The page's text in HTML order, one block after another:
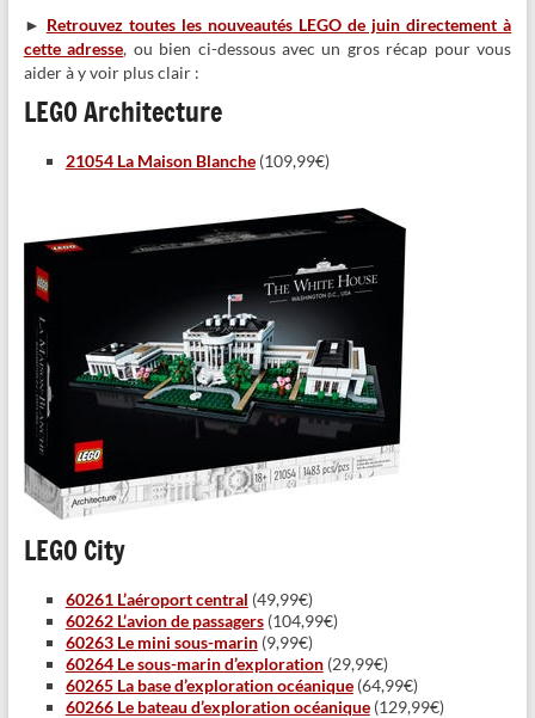
► Retrouvez toutes les nouveautés LEGO de juin directement à
cette adresse, ou bien ci-dessous avec un gros récap pour vous
aider à y voir plus clair :
LEGO Architecture
21054 La Maison Blanche(109,99€)
LEGO City
60261 L’aéroport central (49,99€)
60262 L’avion de passagers(104,99€)
60263 Le mini sous-marin(9,99€)
60264 Le sous-marin d’exploration(29,99€)
60265 La base d’exploration océanique(64,99€)
60266 Le bateau d’exploration océanique(129,99€)